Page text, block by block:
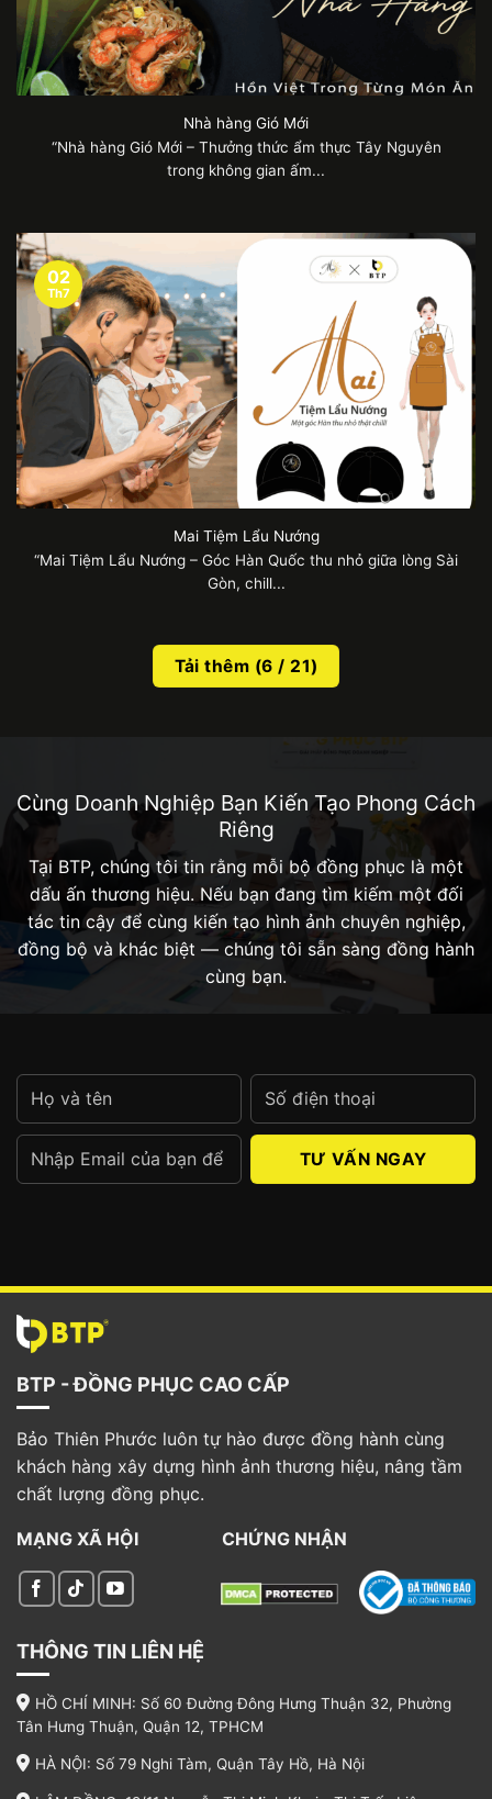
Nhà hàng Gió Mới
“Nhà hàng Gió Mới – Thưởng thức ẩm thực Tây Nguyên
trong không gian ấm...
Mai Tiệm Lẩu Nướng
“Mai Tiệm Lẩu Nướng – Góc Hàn Quốc thu nhỏ giữa lòng Sài
Gòn, chill...
02
Th7
Tải thêm (6 / 21)
Cùng Doanh Nghiệp Bạn Kiến Tạo Phong Cách
Riêng
Tại BTP, chúng tôi tin rằng mỗi bộ đồng phục là một
dấu ấn thương hiệu. Nếu bạn đang tìm kiếm một đối
tác tin cậy để cùng kiến tạo hình ảnh chuyên nghiệp,
đồng bộ và khác biệt — chúng tôi sẵn sàng đồng hành
cùng bạn.
BTP - ĐỒNG PHỤC CAO CẤP
Bảo Thiên Phước luôn tự hào được đồng hành cùng
khách hàng xây dựng hình ảnh thương hiệu, nâng tầm
chất lượng đồng phục.
MẠNG XÃ HỘI CHỨNG NHẬN
THÔNG TIN LIÊN HỆ
HỒ CHÍ MINH: Số 60 Đường Đông Hưng Thuận 32, Phường
Tân Hưng Thuận, Quận 12, TPHCM
HÀ NỘI: Số 79 Nghi Tàm, Quận Tây Hồ, Hà Nội